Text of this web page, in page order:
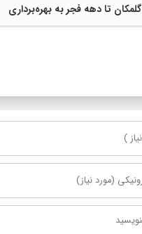
گلمکان تا دهه فجر به بهره‌برداری
می‌رسد